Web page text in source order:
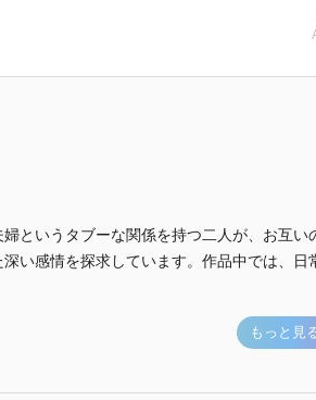
というタブーな関係を持つ二人が、お互い
い感情を探求しています。作品中では、日
もっと見